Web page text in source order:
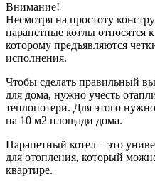
Внимание!
Несмотря на простоту
парапетные котлы относятся
которому предъявляются
исполнения.
Чтобы сделать правильный
для дома, нужно учесть
теплопотери. Для этого
на 10 м2 площади дома.
Парапетный котел – это
для отопления, который
квартире.